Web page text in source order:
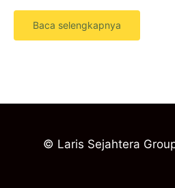
Baca selengkapnya
© Laris Sejahtera